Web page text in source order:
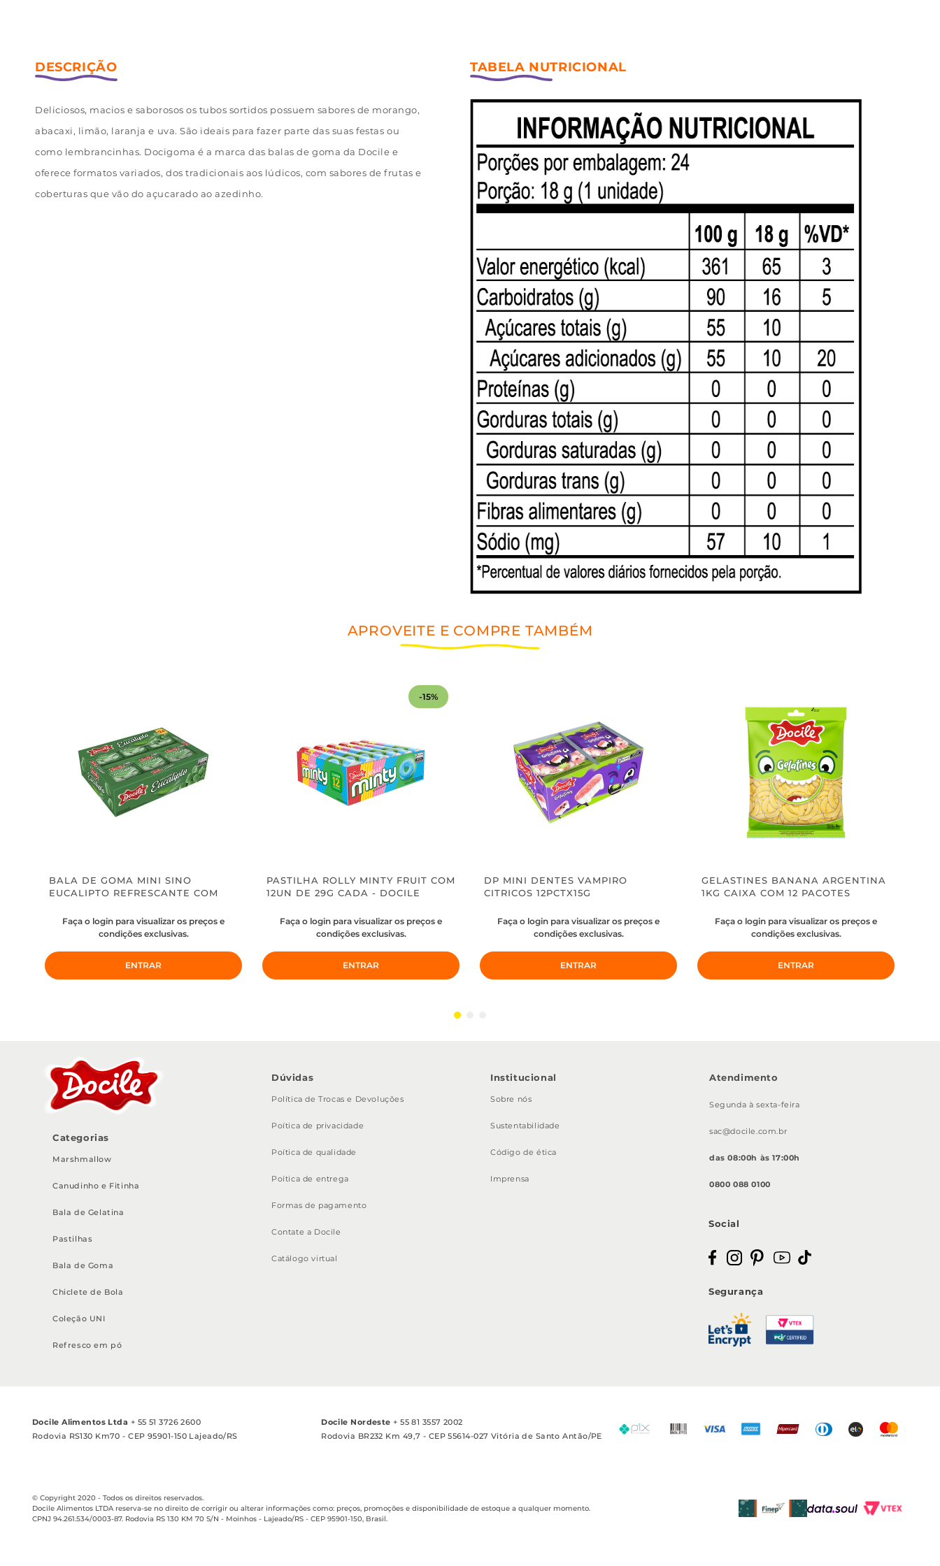
Deliciosos, macios e saborosos os tubos sortidos possuem sabores de morango,
abacaxi, limão, laranja e uva. São ideais para fazer parte das suas festas ou
como lembrancinhas. Docigoma é a marca das balas de goma da Docile e
oferece formatos variados, dos tradicionais aos lúdicos, com sabores de frutas e
coberturas que vão do açucarado ao azedinho.
APROVEITE E COMPRE TAMBÉM
BALA DE GOMA MINI SINO
EUCALIPTO REFRESCANTE COM
Faça o login para visualizar os preços e
condições exclusivas.
ENTRAR
15%
PASTILHA ROLLY MINTY FRUIT COM
12UN DE 29G CADA - DOCILE
Faça o login para visualizar os preços e
condições exclusivas.
ENTRAR
DP MINI DENTES VAMPIRO
CITRICOS 12PCTX15G
Faça o login para visualizar os preços e
condições exclusivas.
ENTRAR
GELASTINES BANANA ARGENTINA
1KG CAIXA COM 12 PACOTES
Faça o login para visualizar os preços e
condições exclusivas.
ENTRAR
Categorias
Marshmallow
Canudinho e Fitinha
Bala de Gelatina
Pastilhas
Bala de Goma
Chiclete de Bola
Coleção UNI
Refresco em pó
Dúvidas
Política de Trocas e Devoluções
Poítica de privacidade
Poítica de qualidade
Poítica de entrega
Formas de pagamento
Contate a Docile
Catálogo virtual
Institucional
Sobre nós
Sustentabilidade
Código de ética
Imprensa
Atendimento
Segunda à sexta-feira
sac@docile.com.br
das 08:00h às 17:00h
0800 088 0100
Social
Segurança
Docile Alimentos Ltda + 55 51 3726 2600
Rodovia RS130 Km70 - CEP 95901-150 Lajeado/RS
Docile Nordeste + 55 81 3557 2002
Rodovia BR232 Km 49,7 - CEP 55614-027 Vitória de Santo Antão/PE
© Copyright 2020 - Todos os direitos reservados.
Docile Alimentos LTDA reserva-se no direito de corrigir ou alterar informações como: preços, promoções e disponibilidade de estoque a qualquer momento.
CPNJ 94.261.534/0003-87. Rodovia RS 130 KM 70 S/N - Moinhos - Lajeado/RS - CEP 95901-150, Brasil.